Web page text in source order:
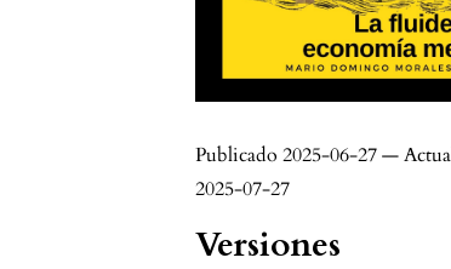
Publicado 2025-06-27 —
2025-07-27
Versiones